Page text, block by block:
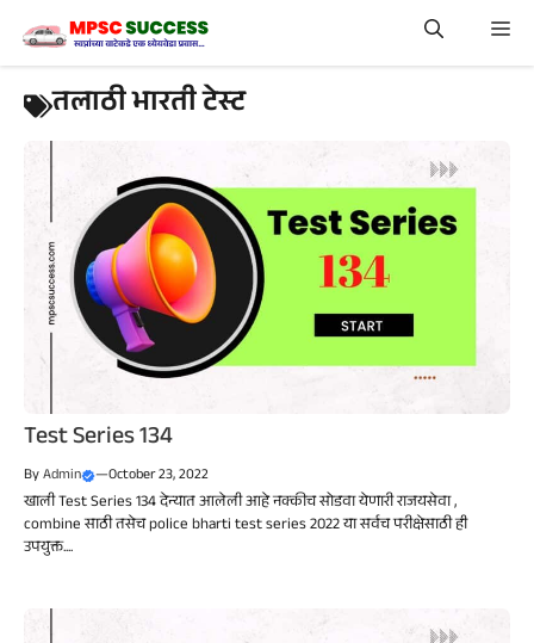
content
तलाठी भारती टेस्ट
Test Series 134
ByAdmin —October 23, 2022
खाली Test Series 134 देन्यात आलेली आहे नक्कीच सोडवा येणारी राजयसेवा ,
combine साठी तसेच police bharti test series 2022 या सर्वच परीक्षेसाठी ही
उपयुक्त....